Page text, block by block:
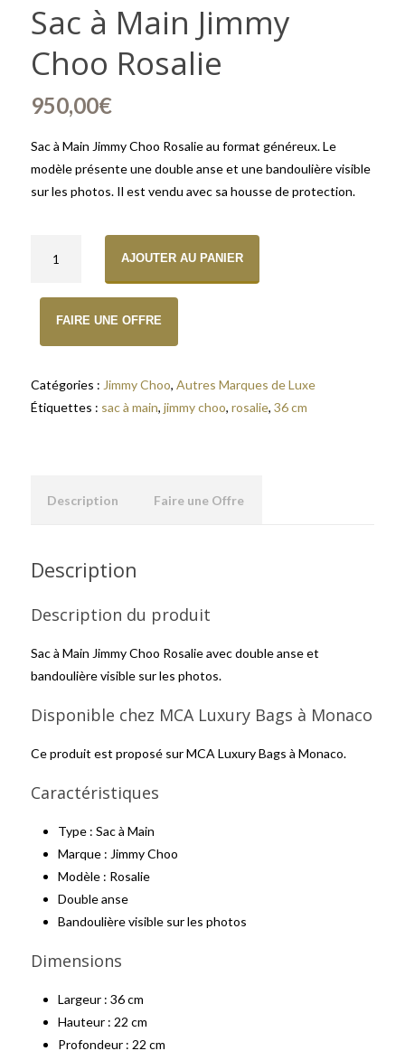
Sac à Main Jimmy
Choo Rosalie
950,00€
Sac à Main Jimmy Choo Rosalie au format généreux. Le
modèle présente une double anse et une bandoulière visible
sur les photos. Il est vendu avec sa housse de protection.
AJOUTER AU PANIER
FAIRE UNE OFFRE
Catégories : Jimmy Choo, Autres Marques de Luxe
Étiquettes : sac à main, jimmy choo, rosalie, 36 cm
Description Faire une Offre
Description
Description du produit
Sac à Main Jimmy Choo Rosalie avec double anse et
bandoulière visible sur les photos.
Disponible chez MCA Luxury Bags à Monaco
Ce produit est proposé sur MCA Luxury Bags à Monaco.
Caractéristiques
Type : Sac à Main
Marque : Jimmy Choo
Modèle : Rosalie
Double anse
Bandoulière visible sur les photos
Dimensions
Largeur : 36 cm
Hauteur : 22 cm
Profondeur : 22 cm